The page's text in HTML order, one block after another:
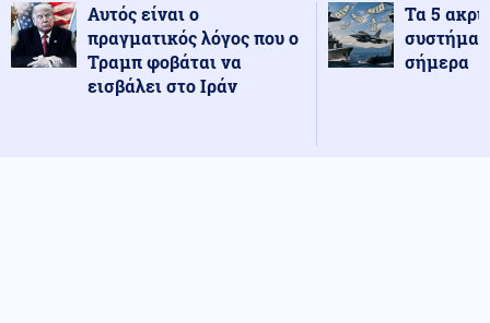
Αυτός είναι ο
πραγματικός λόγος που ο
Τραμπ φοβάται να
εισβάλει στο Ιράν
Τα 5
σήμερα